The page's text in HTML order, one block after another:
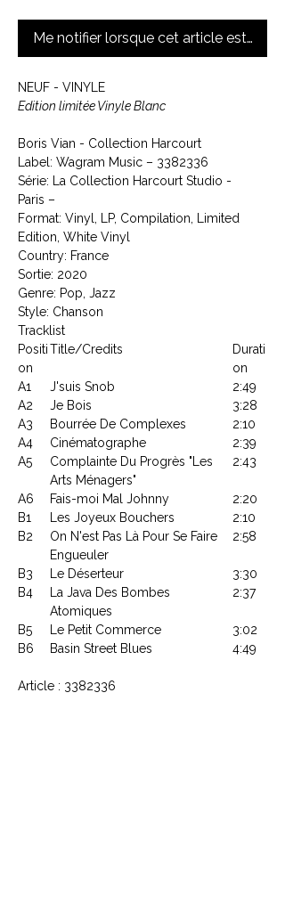
Me notifier lorsque cet article est
NEUF - VINYLE
Edition limitée Vinyle Blanc
Boris Vian - Collection Harcourt
Label: Wagram Music ‎– 3382336
Série: La Collection Harcourt Studio -
Paris –
Format: Vinyl, LP, Compilation, Limited
Edition, White Vinyl
Country: France
Sortie: 2020
Genre: Pop, Jazz
Style: Chanson
Tracklist
Positi
on
Title/Credits
Durati
on
A1
J'suis Snob
2:49
A2
Je Bois
3:28
A3
Bourrée De Complexes
2:10
A4
Cinématographe
2:39
A5
Complainte Du Progrès "Les
Arts Ménagers"
2:43
A6 Fais-moi Mal Johnny
2:20
B1
Les Joyeux Bouchers
2:10
B2
On N'est Pas Là Pour Se Faire
Engueuler
2:58
B3 Le Déserteur
3:30
B4
La Java Des Bombes
Atomiques
2:37
B5 Le Petit Commerce
3:02
B6
Basin Street Blues 4:49
Article : 3382336